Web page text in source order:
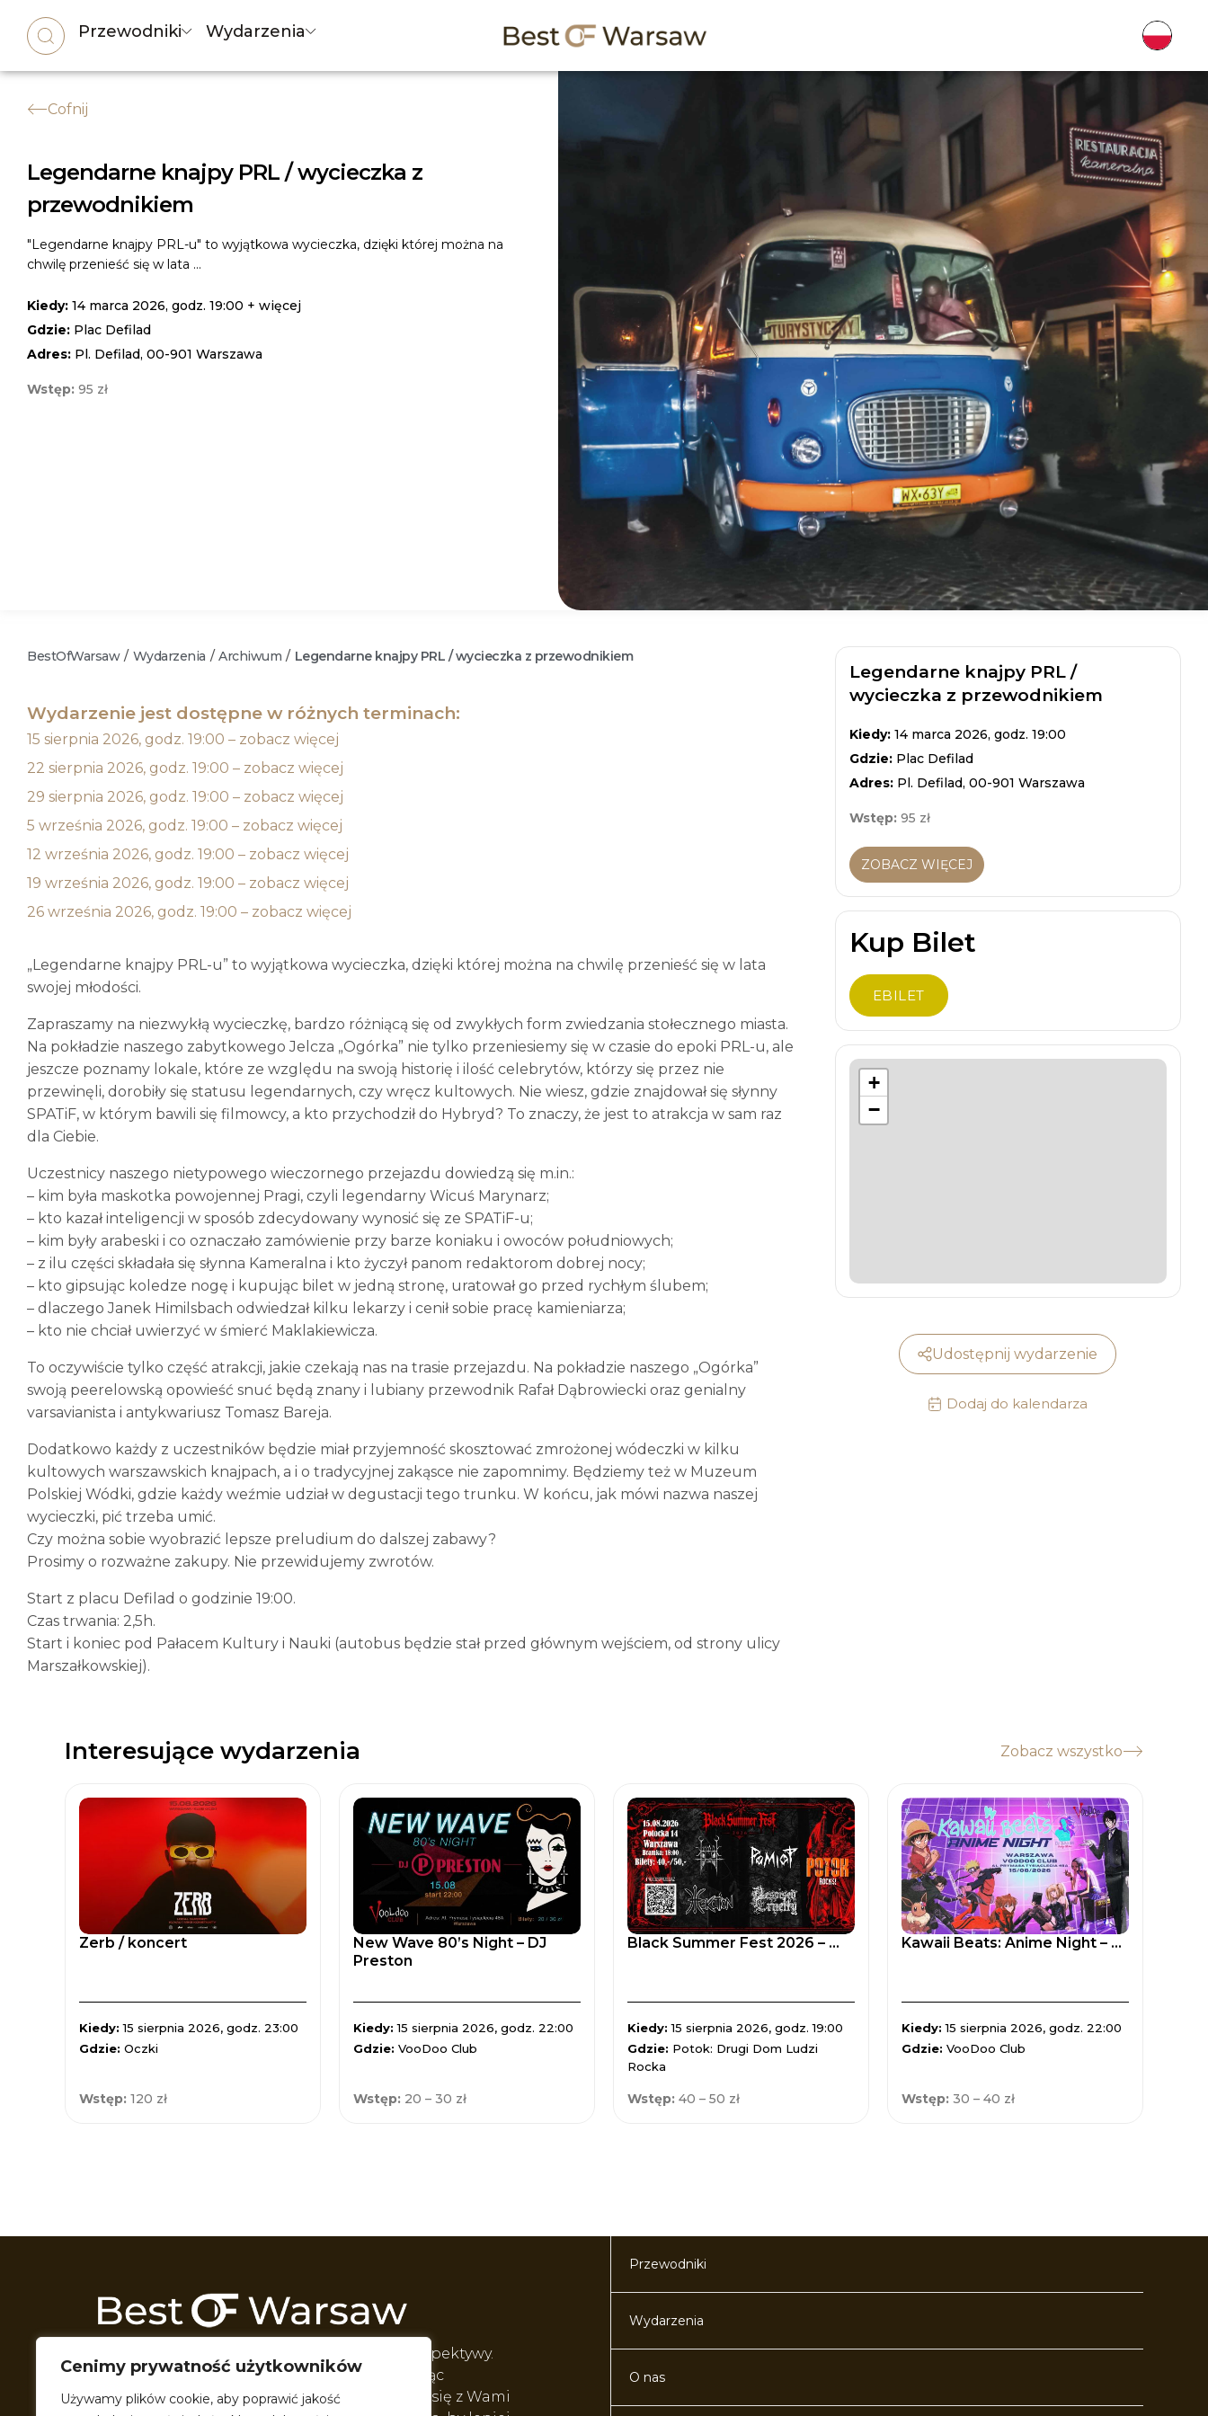
Cenimy prywatność użytkowników
Używamy plików cookie, aby poprawić jakość
Przewodniki Wydarzenia
Cofnij
Legendarne knajpy PRL / wycieczka z
przewodnikiem
"Legendarne knajpy PRL-u" to wyjątkowa wycieczka, dzięki której można na
chwilę przenieść się w lata ...
Kiedy: 14 marca 2026, godz. 19:00 + więcej
Gdzie: Plac Defilad
Adres: Pl. Defilad, 00-901 Warszawa
Wstęp: 95 zł
BestOfWarsaw / Wydarzenia / Archiwum / Legendarne knajpy PRL / wycieczka z przewodnikiem
Wydarzenie jest dostępne w różnych terminach:
15 sierpnia 2026, godz. 19:00 – zobacz więcej
22 sierpnia 2026, godz. 19:00 – zobacz więcej
29 sierpnia 2026, godz. 19:00 – zobacz więcej
5 września 2026, godz. 19:00 – zobacz więcej
12 września 2026, godz. 19:00 – zobacz więcej
19 września 2026, godz. 19:00 – zobacz więcej
26 września 2026, godz. 19:00 – zobacz więcej
„Legendarne knajpy PRL-u” to wyjątkowa wycieczka, dzięki której można na chwilę przenieść się w lata
swojej młodości.
Zapraszamy na niezwykłą wycieczkę, bardzo różniącą się od zwykłych form zwiedzania stołecznego miasta.
Na pokładzie naszego zabytkowego Jelcza „Ogórka” nie tylko przeniesiemy się w czasie do epoki PRL-u, ale
jeszcze poznamy lokale, które ze względu na swoją historię i ilość celebrytów, którzy się przez nie
przewinęli, dorobiły się statusu legendarnych, czy wręcz kultowych. Nie wiesz, gdzie znajdował się słynny
SPATiF, w którym bawili się filmowcy, a kto przychodził do Hybryd? To znaczy, że jest to atrakcja w sam raz
dla Ciebie.
Uczestnicy naszego nietypowego wieczornego przejazdu dowiedzą się m.in.:
– kim była maskotka powojennej Pragi, czyli legendarny Wicuś Marynarz;
– kto kazał inteligencji w sposób zdecydowany wynosić się ze SPATiF-u;
– kim były arabeski i co oznaczało zamówienie przy barze koniaku i owoców południowych;
– z ilu części składała się słynna Kameralna i kto życzył panom redaktorom dobrej nocy;
– kto gipsując koledze nogę i kupując bilet w jedną stronę, uratował go przed rychłym ślubem;
– dlaczego Janek Himilsbach odwiedzał kilku lekarzy i cenił sobie pracę kamieniarza;
– kto nie chciał uwierzyć w śmierć Maklakiewicza.
To oczywiście tylko część atrakcji, jakie czekają nas na trasie przejazdu. Na pokładzie naszego „Ogórka”
swoją peerelowską opowieść snuć będą znany i lubiany przewodnik Rafał Dąbrowiecki oraz genialny
varsavianista i antykwariusz Tomasz Bareja.
Dodatkowo każdy z uczestników będzie miał przyjemność skosztować zmrożonej wódeczki w kilku
kultowych warszawskich knajpach, a i o tradycyjnej zakąsce nie zapomnimy. Będziemy też w Muzeum
Polskiej Wódki, gdzie każdy weźmie udział w degustacji tego trunku. W końcu, jak mówi nazwa naszej
wycieczki, pić trzeba umić.
Czy można sobie wyobrazić lepsze preludium do dalszej zabawy?
Prosimy o rozważne zakupy. Nie przewidujemy zwrotów.
Start z placu Defilad o godzinie 19:00.
Czas trwania: 2,5h.
Start i koniec pod Pałacem Kultury i Nauki (autobus będzie stał przed głównym wejściem, od strony ulicy
Marszałkowskiej).
Legendarne knajpy PRL /
wycieczka z przewodnikiem
Kiedy: 14 marca 2026, godz. 19:00
Gdzie: Plac Defilad
Adres: Pl. Defilad, 00-901 Warszawa
Wstęp: 95 zł
ZOBACZ WIĘCEJ
Kup Bilet
EBILET
+
−
Udostępnij wydarzenie
Dodaj do kalendarza
Interesujące wydarzenia Zobacz wszystko
Zerb / koncert
Kiedy:15 sierpnia 2026, godz. 23:00
Gdzie: Oczki
Wstęp: 120 zł
New Wave 80’s Night – DJ
Preston
Kiedy:15 sierpnia 2026, godz. 22:00
Gdzie: VooDoo Club
Wstęp: 20 – 30 zł
Black Summer Fest 2026 – ...
Kiedy:15 sierpnia 2026, godz. 19:00
Gdzie: Potok: Drugi Dom Ludzi
Rocka
Wstęp: 40 – 50 zł
Kawaii Beats: Anime Night – ...
Kiedy:15 sierpnia 2026, godz. 22:00
Gdzie: VooDoo Club
Wstęp: 30 – 40 zł
Odkrywamy Warszawę z każdej możliwej perspektywy.
Przeszukujemy wszelkie zakątki miasta tworząc
przeróżne formy multimedialne, by podzielić się z Wami
Przewodniki
Wydarzenia
O nas